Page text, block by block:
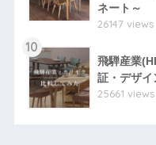
ネート～
26147 views
10
飛騨産業
証・デザイ
25661 views